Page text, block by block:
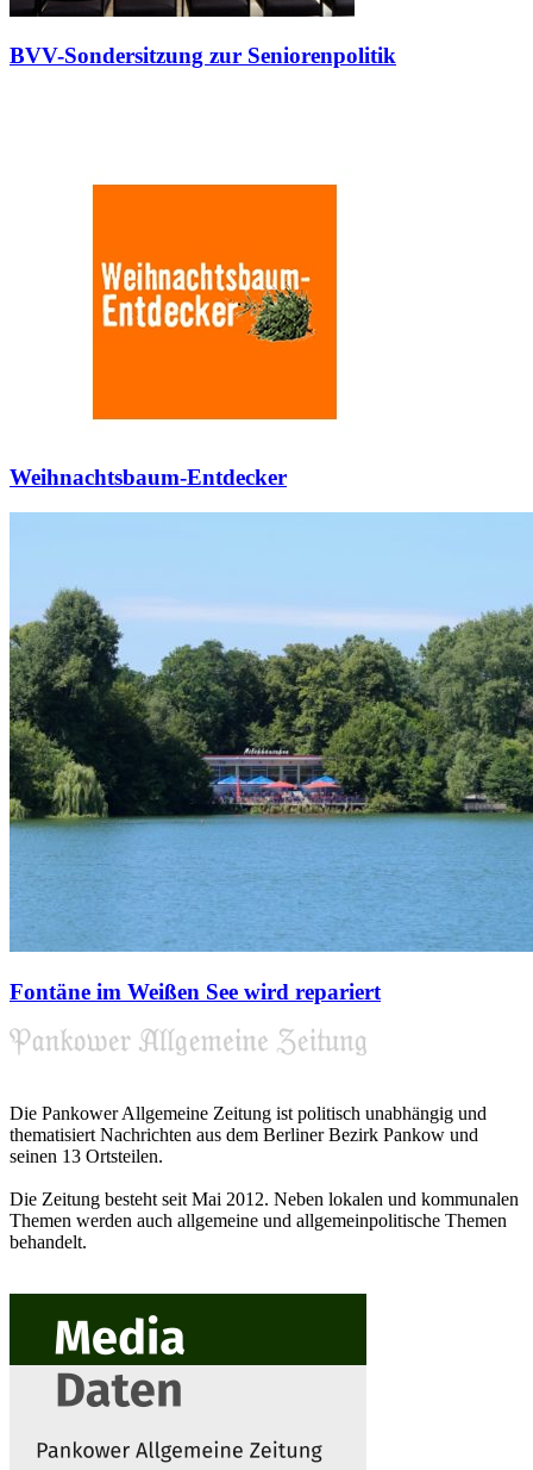
BVV-Sondersitzung zur Seniorenpolitik
Weihnachtsbaum-Entdecker
Fontäne im Weißen See wird repariert
Die Pankower Allgemeine Zeitung ist politisch unabhängig und
thematisiert Nachrichten aus dem Berliner Bezirk Pankow und
seinen 13 Ortsteilen.
Die Zeitung besteht seit Mai 2012. Neben lokalen und kommunalen
Themen werden auch allgemeine und allgemeinpolitische Themen
behandelt.